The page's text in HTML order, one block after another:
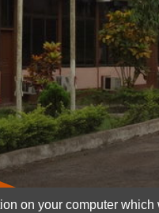
on your computer which